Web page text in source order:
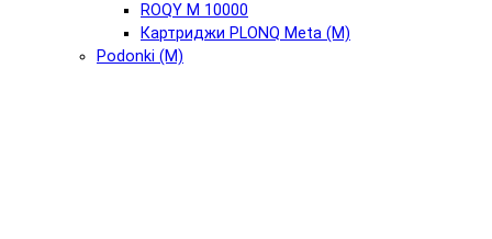
ROQY M 10000
Картриджи PLONQ Meta (М)
Podonki (М)